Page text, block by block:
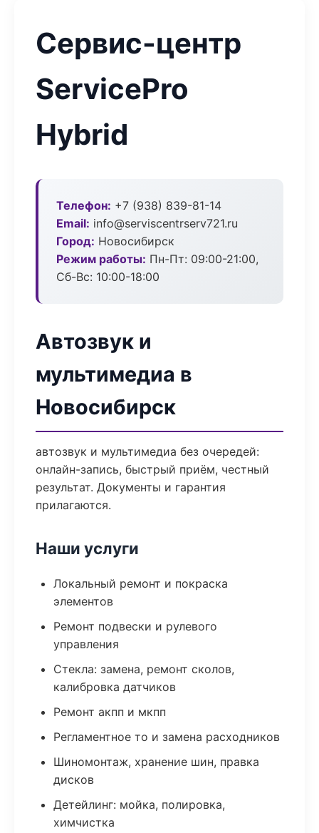
Сервис-центр
ServicePro
Hybrid
Телефон: +7 (938) 839-81-14
Email: info@serviscentrserv721.ru
Город: Новосибирск
Режим работы: Пн-Пт: 09:00-21:00,
Сб-Вс: 10:00-18:00
Автозвук и
мультимедиа в
Новосибирск
автозвук и мультимедиа без очередей:
онлайн-запись, быстрый приём, честный
результат. Документы и гарантия
прилагаются.
Наши услуги
Локальный ремонт и покраска
элементов
Ремонт подвески и рулевого
управления
Стекла: замена, ремонт сколов,
калибровка датчиков
Ремонт акпп и мкпп
Регламентное то и замена расходников
Шиномонтаж, хранение шин, правка
дисков
Детейлинг: мойка, полировка,
химчистка